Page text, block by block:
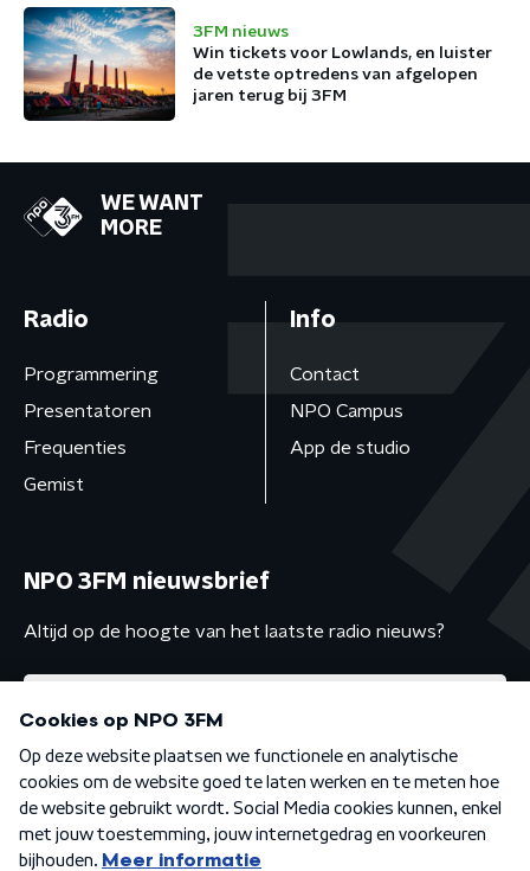
3FM nieuws
Win tickets voor Lowlands, en luister
de vetste optredens van afgelopen
jaren terug bij 3FM
WE WANT
MORE
Radio
Programmering
Presentatoren
Frequenties
Gemist
Info
Contact
NPO Campus
App de studio
NPO 3FM nieuwsbrief
Altijd op de hoogte van het laatste radio nieuws?
Algemene voorwaarden Privacybeleid